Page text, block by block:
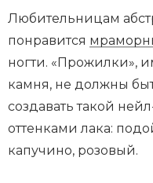
Любительницам
понравится
ногти. «Прожилки»,
камня, не должны
создавать такой
оттенками лака:
капучино, розовый.